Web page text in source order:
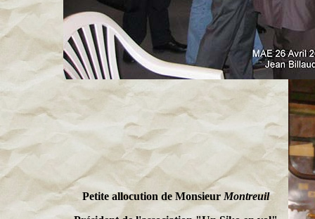
Petite allocution de Monsieur Montreuil